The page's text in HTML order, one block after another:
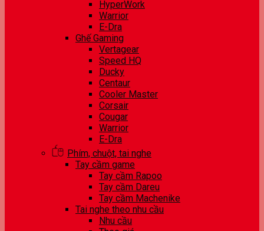
HyperWork
Warrior
E-Dra
Ghế Gaming
Vertagear
Speed HQ
Ducky
Centaur
Cooler Master
Corsair
Cougar
Warrior
E-Dra
Phím, chuột, tai nghe
Tay cầm game
Tay cầm Rapoo
Tay cầm Dareu
Tay cầm Machenike
Tai nghe theo nhu cầu
Nhu cầu